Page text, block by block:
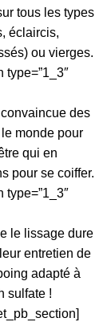
tous les types
éclaircis,
ou vierges.
type=”1_3″
convaincue des
monde pour
qui en
pour se coiffer.
type=”1_3″
le lissage dure
entretien de
adapté à
sulfate !